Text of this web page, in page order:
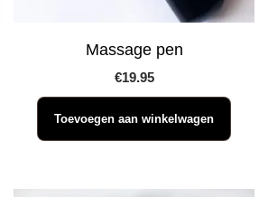
Massage pen
€19.95
Toevoegen aan winkelwagen